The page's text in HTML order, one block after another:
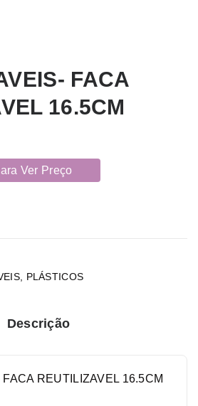
FACA
16.5CM
Ver Preço
, PLÁSTICOS
Descrição
REUTILIZAVEL 16.5CM